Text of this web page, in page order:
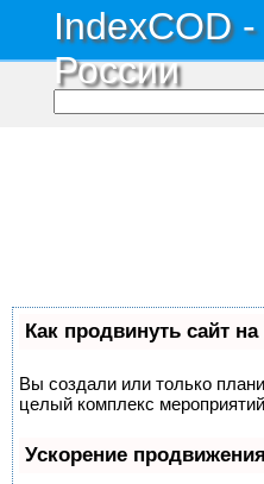
IndexCOD
России
Как продвинуть сайт
Вы создали или только
целый комплекс
Ускорение продвижения